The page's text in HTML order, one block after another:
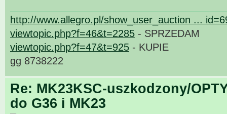
http://www.allegro.pl/show_user_auction ...
viewtopic.php?f=46&t=2285 - SPRZEDAM
viewtopic.php?f=47&t=925 - KUPIE
gg 8738222
Re: MK23KSC-uszkodzony/
do G36 i MK23